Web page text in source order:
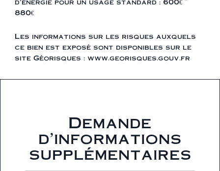
880€
Les informations sur les risques auxquels
ce bien est exposé sont disponibles sur le
site Géorisques : www.georisques.gouv.fr
Demande
d'informations
supplémentaires